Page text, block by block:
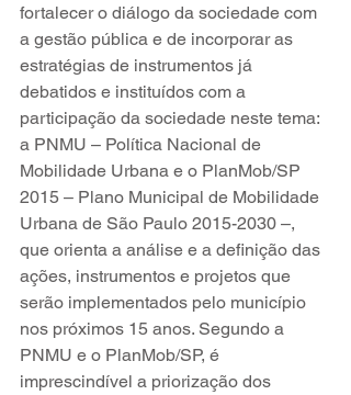
fortalecer o diálogo da sociedade com
a gestão pública e de incorporar as
estratégias de instrumentos já
debatidos e instituídos com a
participação da sociedade neste tema:
a PNMU – Política Nacional de
Mobilidade Urbana e o PlanMob/SP
2015 – Plano Municipal de Mobilidade
Urbana de São Paulo 2015-2030 –,
que orienta a análise e a definição das
ações, instrumentos e projetos que
serão implementados pelo município
nos próximos 15 anos. Segundo a
PNMU e o PlanMob/SP, é
imprescindível a priorização dos